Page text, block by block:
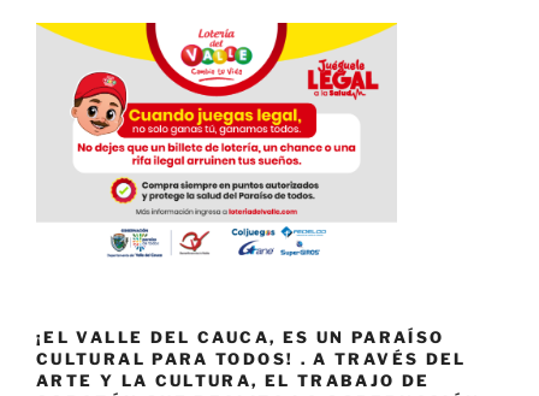
¡EL VALLE DEL CAUCA, ES UN PARAÍSO
CULTURAL PARA TODOS! . A TRAVÉS DEL
ARTE Y LA CULTURA, EL TRABAJO DE